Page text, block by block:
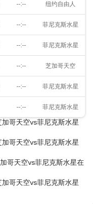
--:-- 纽约自由人
--:-- 菲尼克斯水星
--:-- 菲尼克斯水星
--:-- 芝加哥天空
--:-- 菲尼克斯水星
--:-- 菲尼克斯水星
哥天空vs菲尼克斯水星
哥天空vs菲尼克斯水星
哥天空vs菲尼克斯水星在
哥天空vs菲尼克斯水星